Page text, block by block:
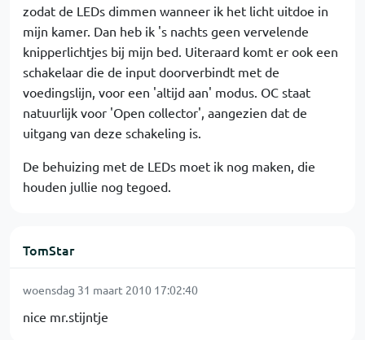
zodat de LEDs dimmen wanneer ik het licht uitdoe in
mijn kamer. Dan heb ik 's nachts geen vervelende
knipperlichtjes bij mijn bed. Uiteraard komt er ook een
schakelaar die de input doorverbindt met de
voedingslijn, voor een 'altijd aan' modus. OC staat
natuurlijk voor 'Open collector', aangezien dat de
uitgang van deze schakeling is.
De behuizing met de LEDs moet ik nog maken, die
houden jullie nog tegoed.
TomStar
woensdag 31 maart 2010 17:02:40
nice mr.stijntje